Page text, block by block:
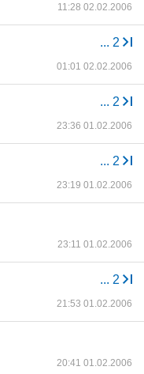
11:28 02.02.2006
... 2
01:01 02.02.2006
... 2
23:36 01.02.2006
... 2
23:19 01.02.2006
23:11 01.02.2006
... 2
21:53 01.02.2006
20:41 01.02.2006